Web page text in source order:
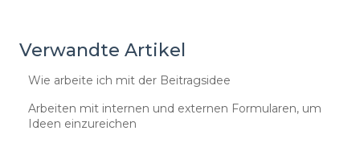
Verwandte Artikel
Wie arbeite ich mit der Beitragsidee
Arbeiten mit internen und externen Formularen, um
Ideen einzureichen